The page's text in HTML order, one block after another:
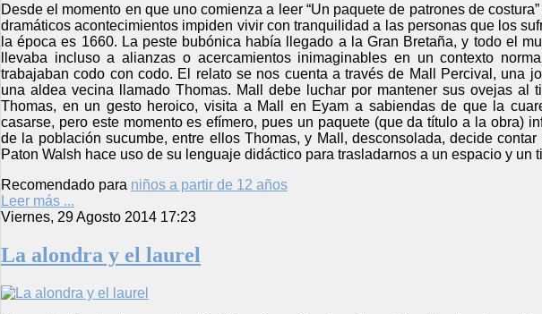
Desde el momento en que uno comienza a leer “Un paquete de patrones de
dramáticos acontecimientos impiden vivir con tranquilidad a las personas que los
la época es 1660. La peste bubónica había llegado a la Gran Bretaña, y todo el
llevaba incluso a alianzas o acercamientos inimaginables en un contexto
trabajaban codo con codo. El relato se nos cuenta a través de Mall Percival, una
una aldea vecina llamado Thomas. Mall debe luchar por mantener sus ovejas al
Thomas, en un gesto heroico, visita a Mall en Eyam a sabiendas de que la
casarse, pero este momento es efímero, pues un paquete (que da título a la obra)
de la población sucumbe, entre ellos Thomas, y Mall, desconsolada, decide
Paton Walsh hace uso de su lenguaje didáctico para trasladarnos a un espacio y un
Recomendado para niños a partir de 12 años
Leer más ...
Viernes, 29 Agosto 2014 17:23
La alondra y el laurel